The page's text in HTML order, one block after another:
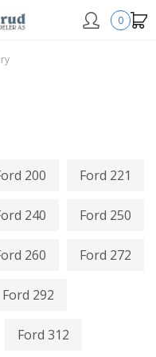
0
200 Ford 221
240 Ford 250
260 Ford 272
Ford 292
Ford 312